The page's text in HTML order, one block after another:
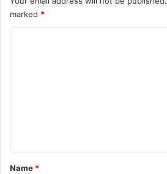
marked *
*
Name *